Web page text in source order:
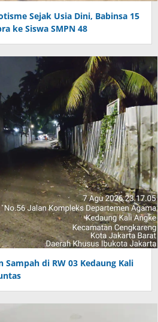
Sejak Usia Dini, Babinsa 15
ke Siswa SMPN 48
Sampah di RW 03 Kedaung Kali